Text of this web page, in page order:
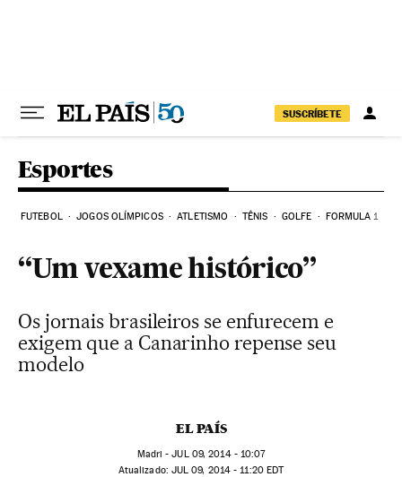
SUSCRÍBETE
Esportes
FUTEBOL JOGOS OLÍMPICOS ATLETISMO TÊNIS GOLFE FORMULA 1
“Um vexame histórico”
Os jornais brasileiros se enfurecem e
exigem que a Canarinho repense seu
modelo
EL PAÍS
Madri -JUL09, 2014 - 10:07
atualizado: JUL 09, 2014 - 11:20EDT